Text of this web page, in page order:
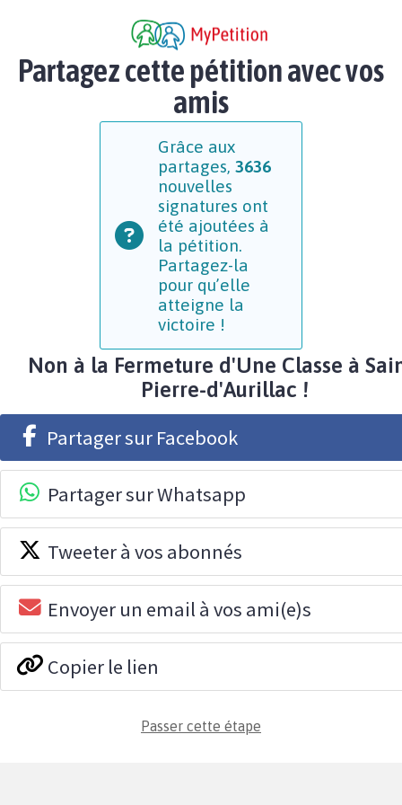
Partagez cette pétition avec vos
amis
Grâce aux
partages, 3636
nouvelles
signatures ont
été ajoutées à
la pétition.
Partagez-la
pour qu’elle
atteigne la
victoire !
Non à la Fermeture d'Une Classe à
Pierre-d'Aurillac !
Partager sur Facebook
Partager sur Whatsapp
Tweeter à vos abonnés
Envoyer un email à vos ami(e)s
Copier le lien
Passer cette étape